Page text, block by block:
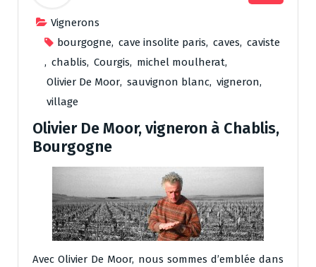
Vignerons
bourgogne, cave insolite paris, caves, caviste
, chablis, Courgis, michel moulherat,
Olivier De Moor, sauvignon blanc, vigneron,
village
Olivier De Moor, vigneron à Chablis,
Bourgogne
Avec Olivier De Moor, nous sommes d’emblée dans